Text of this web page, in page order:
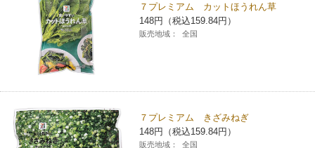
パウダースペース ラブン（店舗限定）
ソフトバンクギフト
７プレミアム カットほうれん草
148円（税込159.84円）
販売地域： 全国
７プレミアム きざみねぎ
148円（税込159.84円）
販売地域： 全国